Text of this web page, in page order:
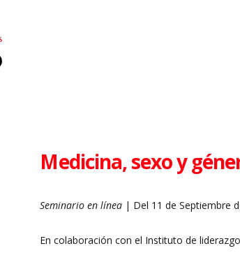
Medicina, sexo y
Seminario en línea | Del 11 de Septiembre
En colaboración con el Instituto de